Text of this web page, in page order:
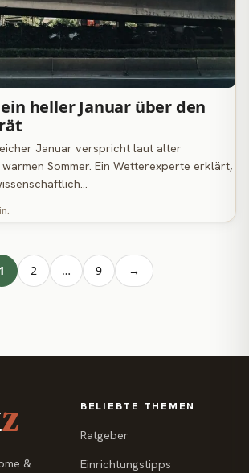
heller Januar über den
Januar verspricht laut alter
Sommer. Ein Wetterexperte erklärt,
1 2 … 9 →
Z
&
BELIEBTE THEMEN
Ratgeber
Einrichtungstipps